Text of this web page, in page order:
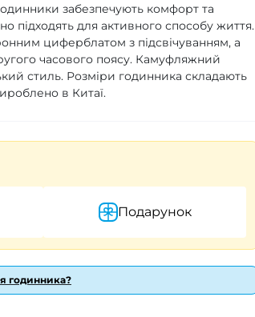
забезпечують комфорт та
підходять для активного способу життя.
циферблатом з підсвічуванням, а
часового поясу. Камуфляжний
стиль. Розміри годинника складають
в Китаї.
Подарунок
годинника?